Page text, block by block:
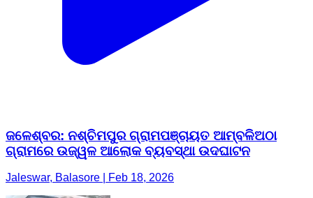
ଜଳେଶ୍ବର: ନଶ୍ଚିମପୁର ଗ୍ରାମପଞ୍ଚାୟତ ଆମ୍ବଳିଅଠା
ଗ୍ରାମରେ ଉଜ୍ୱଳ ଆଲୋକ ବ୍ୟବସ୍ଥା ଉଦଘାଟନ
Jaleswar, Balasore | Feb 18, 2026